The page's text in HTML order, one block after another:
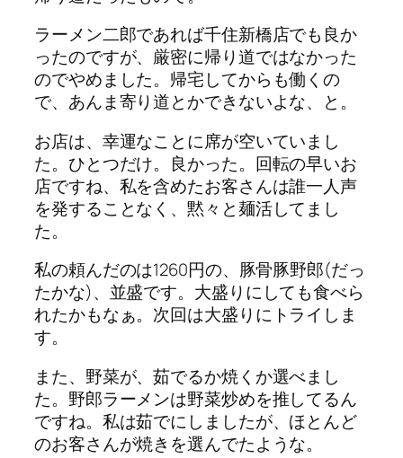
ラーメン二郎であれば千住新橋店でも良か
ったのですが、厳密に帰り道ではなかった
のでやめました。帰宅してからも働くの
で、あんま寄り道とかできないよな、と。
お店は、幸運なことに席が空いていまし
た。ひとつだけ。良かった。回転の早いお
店ですね、私を含めたお客さんは誰一人声
を発することなく、黙々と麺活してまし
た。
私の頼んだのは1260円の、豚骨豚野郎(だっ
たかな)、並盛です。大盛りにしても食べら
れたかもなぁ。次回は大盛りにトライしま
す。
また、野菜が、茹でるか焼くか選べまし
た。野郎ラーメンは野菜炒めを推してるん
ですね。私は茹でにしましたが、ほとんど
のお客さんが焼きを選んでたような。